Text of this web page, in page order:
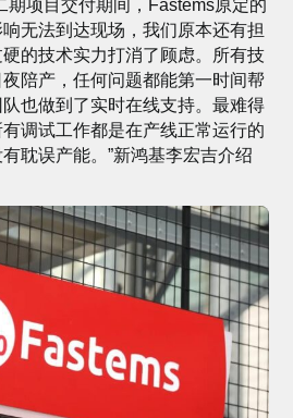
无法到达现场，我们原本还有担
的技术实力打消了顾虑。所有技
陪产，任何问题都能第一时间帮
也做到了实时在线支持。最难得
调试工作都是在产线正常运行的
耽误产能。”新鸿基李宏吉介绍